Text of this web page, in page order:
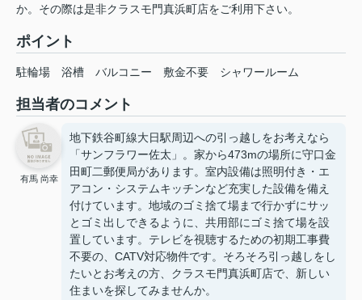
か。その際は是非クラスモ門真浜町店をご利用下さい。
ポイント
駐輪場 浴槽 バルコニー 敷金不要 シャワールーム
担当者のコメント
有馬 尚幸
地下鉄谷町線大日駅周辺への引っ越しをお考えなら
「サンフラワー佐太」。家から473mの場所に守口金
田町二郵便局があります。室内設備は照明付き・エ
アコン・システムキッチンなど充実した設備を備え
付けています。地域のゴミ捨て場まで行かずにサッ
とゴミ出しできるように、共用部にゴミ捨て場を設
置しています。テレビを視聴するための初期工事費
不要の、CATV対応物件です。そろそろ引っ越しをし
たいとお考えの方、クラスモ門真浜町店で、新しい
住まいを探してみませんか。